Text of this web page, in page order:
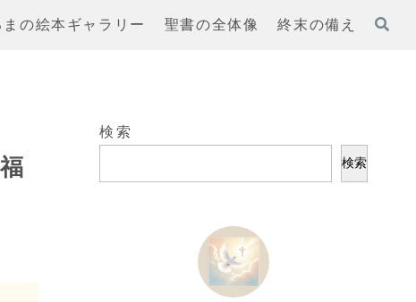
まの絵本ギャラリー 聖書の全体像 終末の備え
検索
検索